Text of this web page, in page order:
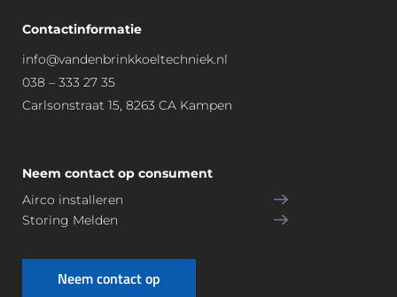
Contactinformatie
info@vandenbrinkkoeltechniek.nl
038 – 333 27 35
Carlsonstraat 15, 8263 CA Kampen
Neem contact op consument
Airco installeren
Storing Melden
Neem contact op